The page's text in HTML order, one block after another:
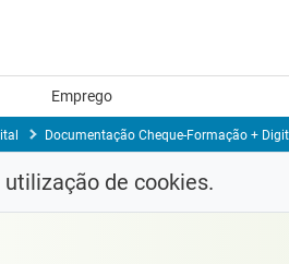
Emprego
Documentação Cheque-Formação +
de cookies.